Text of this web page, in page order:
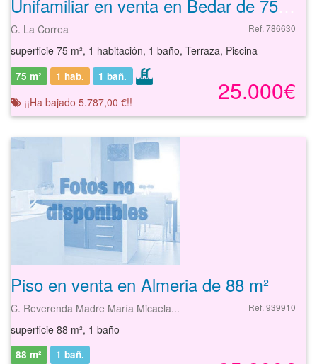
C. La Correa Ref. 786630
superficie 75 m², 1 habitación, 1 baño, Terraza, Piscina
25.000€
75 m² 1 hab. 1 bañ.
¡¡Ha bajado 5.787,00 €!!
Piso en venta en Almeria de 88 m²
C. Reverenda Madre María Micaela... Ref. 939910
superficie 88 m², 1 baño
88 m² 1 bañ.